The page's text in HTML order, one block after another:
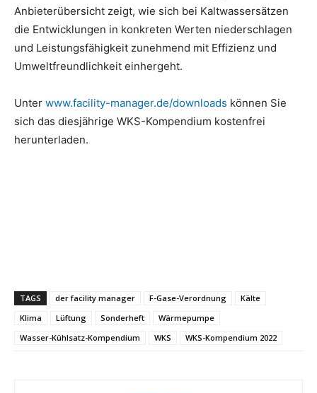
Anbieterübersicht zeigt, wie sich bei Kaltwassersätzen
die Entwicklungen in konkreten Werten niederschlagen
und Leistungsfähigkeit zunehmend mit Effizienz und
Umweltfreundlichkeit einhergeht.
Unter www.facility-manager.de/downloads können Sie
sich das diesjährige WKS-Kompendium kostenfrei
herunterladen.
TAGS der facility manager F-Gase-Verordnung
Kälte
Klima
Lüftung Sonderheft
Wärmepumpe
Wasser-Kühlsatz-Kompendium
WKS WKS-Kompendium 2022